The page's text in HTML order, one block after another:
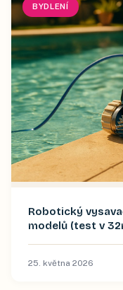
BYDLENÍ
Robotický
modelů (test v
25. května 2026